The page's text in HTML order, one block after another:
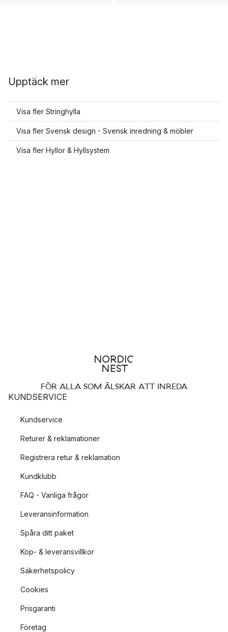
Upptäck mer
Visa fler Stringhylla
Visa fler Svensk design - Svensk inredning & möbler
Visa fler Hyllor & Hyllsystem
FÖR ALLA SOM ÄLSKAR ATT INREDA
KUNDSERVICE
Kundservice
Returer & reklamationer
Registrera retur & reklamation
Kundklubb
FAQ - Vanliga frågor
Leveransinformation
Spåra ditt paket
Köp- & leveransvillkor
Säkerhetspolicy
Cookies
Prisgaranti
Företag